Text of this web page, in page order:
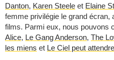
Danton, Karen Steele et Elaine
femme privilégie le grand écran,
films. Parmi eux, nous pouvons
Alice, Le Gang Anderson, The
les miens et Le Ciel peut attendre